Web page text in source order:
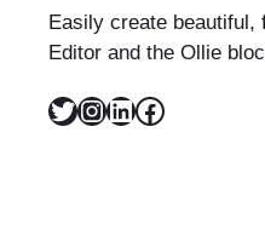
Easily create beautiful,
Editor and the Ollie
Twitter InstagramLinkedIn Facebook